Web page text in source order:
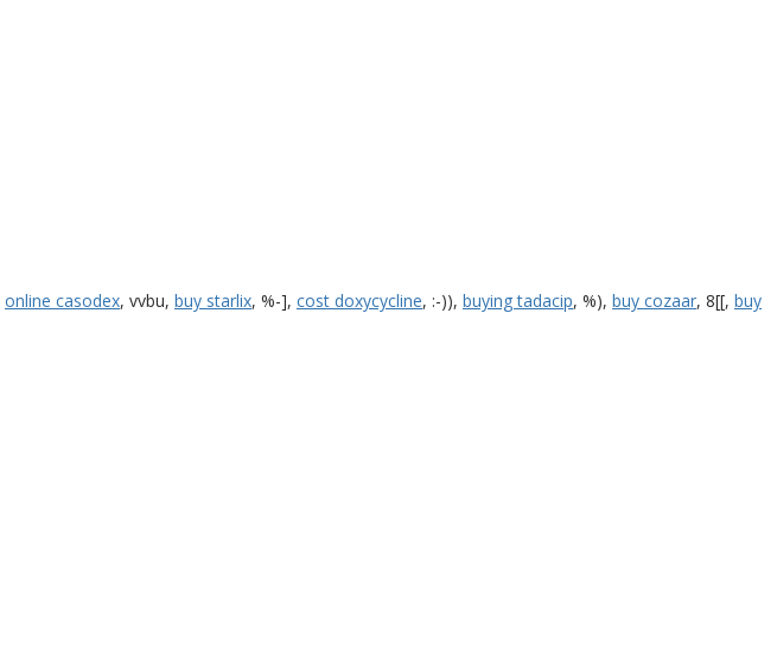
online casodex, vvbu, buy starlix, %-], cost doxycycline, :-)), buying tadacip, %), buy cozaar, 8[[, buy